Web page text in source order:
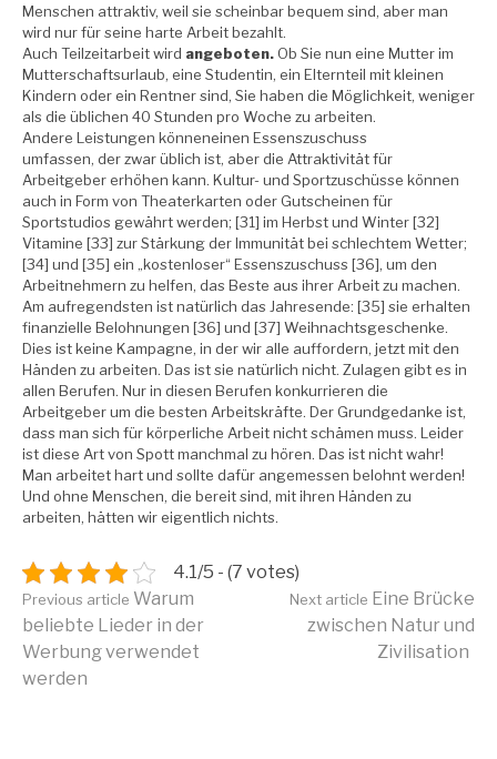
Menschen attraktiv, weil sie scheinbar bequem sind, aber man
wird nur für seine harte Arbeit bezahlt.
Auch Teilzeitarbeit wird angeboten. Ob Sie nun eine Mutter im
Mutterschaftsurlaub, eine Studentin, ein Elternteil mit kleinen
Kindern oder ein Rentner sind, Sie haben die Möglichkeit, weniger
als die üblichen 40 Stunden pro Woche zu arbeiten.
Andere Leistungen könneneinen Essenszuschuss
umfassen, der zwar üblich ist, aber die Attraktivität für
Arbeitgeber erhöhen kann. Kultur- und Sportzuschüsse können
auch in Form von Theaterkarten oder Gutscheinen für
Sportstudios gewährt werden; [31] im Herbst und Winter [32]
Vitamine [33] zur Stärkung der Immunität bei schlechtem Wetter;
[34] und [35] ein „kostenloser“ Essenszuschuss [36], um den
Arbeitnehmern zu helfen, das Beste aus ihrer Arbeit zu machen.
Am aufregendsten ist natürlich das Jahresende: [35] sie erhalten
finanzielle Belohnungen [36] und [37] Weihnachtsgeschenke.
Dies ist keine Kampagne, in der wir alle auffordern, jetzt mit den
Händen zu arbeiten. Das ist sie natürlich nicht. Zulagen gibt es in
allen Berufen. Nur in diesen Berufen konkurrieren die
Arbeitgeber um die besten Arbeitskräfte. Der Grundgedanke ist,
dass man sich für körperliche Arbeit nicht schämen muss. Leider
ist diese Art von Spott manchmal zu hören. Das ist nicht wahr!
Man arbeitet hart und sollte dafür angemessen belohnt werden!
Und ohne Menschen, die bereit sind, mit ihren Händen zu
arbeiten, hätten wir eigentlich nichts.
4.1/5 - (7 votes)
Continue
Reading
Previous article Warum
beliebte Lieder in der
Werbung verwendet
werden
Next article Eine Brücke
zwischen Natur und
Zivilisation